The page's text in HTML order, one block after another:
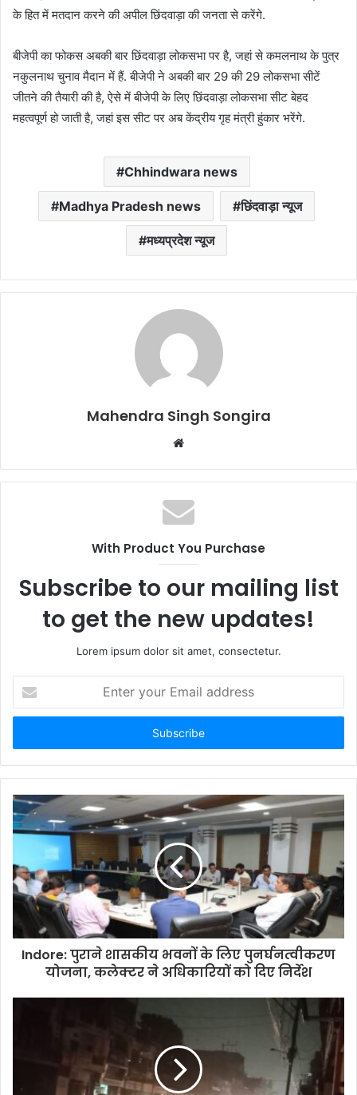
के हित में मतदान करने की अपील छिंदवाड़ा की जनता से करेंगे.
बीजेपी का फोकस अबकी बार छिंदवाड़ा लोकसभा पर है, जहां से कमलनाथ के पुत्र
नकुलनाथ चुनाव मैदान में हैं. बीजेपी ने अबकी बार 29 की 29 लोकसभा सीटें
जीतने की तैयारी की है, ऐसे में बीजेपी के लिए छिंदवाड़ा लोकसभा सीट बेहद
महत्वपूर्ण हो जाती है, जहां इस सीट पर अब केंद्रीय गृह मंत्री हुंकार भरेंगे.
Chhindwara news
Madhya Pradesh news छिंदवाड़ा न्यूज
मध्यप्रदेश न्यूज
Mahendra Singh Songira
Website
With Product You Purchase
Subscribe to our mailing list
to get the new updates!
Lorem ipsum dolor sit amet, consectetur.
your
Email
Indore: पुराने शासकीय भवनों के लिए पुनर्घनत्वीकरण
योजना, कलेक्टर ने अधिकारियों को दिए निर्देश